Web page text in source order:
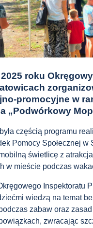
roku
promocyjne w
„Podwórkowy
częścią programu
Pomocy Społecznej w
świetlicę z
w mieście podczas
Inspektoratu
wiedzą na temat
zabaw oraz
zwracając